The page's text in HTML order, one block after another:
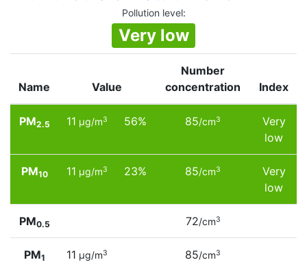
Pollution level:
Very low
Name Value
Number
concentration
Index
PM2.5 11 µg/m3 56% 85/cm3
Very
low
PM10 11 µg/m3 23% 85/cm3
Very
low
PM0.5 72/cm3
PM1 11 µg/m3 85/cm3